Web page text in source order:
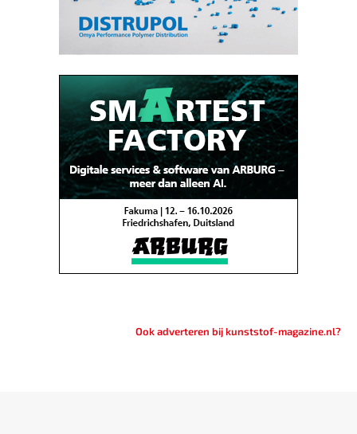
Ook adverteren bij kunststof-magazine.nl?